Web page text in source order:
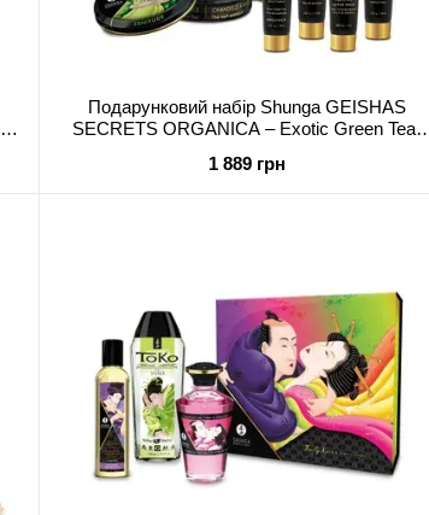
Подарунковий набір Shunga GEISHAS
SECRETS ORGANICA – Exotic Green Tea:
1 889 грн